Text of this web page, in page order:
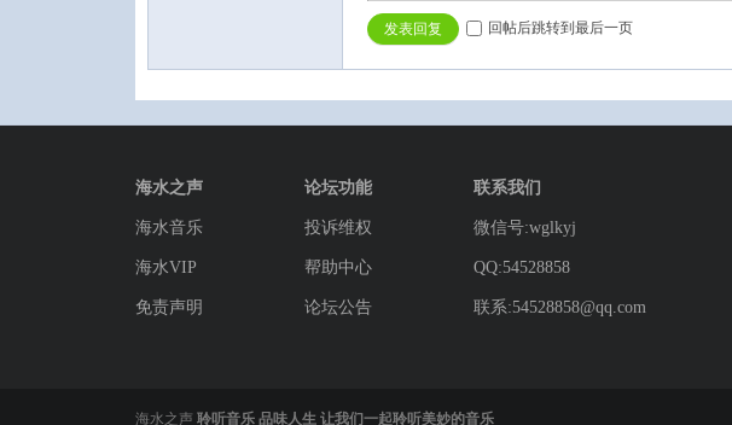
发表回复 回帖后跳转到最后一页
海水之声
海水音乐
海水VIP
免责声明
论坛功能
投诉维权
帮助中心
论坛公告
联系我们
微信号:wglkyj
QQ:54528858
联系:54528858@qq.com
海水之声 聆听音乐 品味人生 让我们一起聆听美妙的音乐